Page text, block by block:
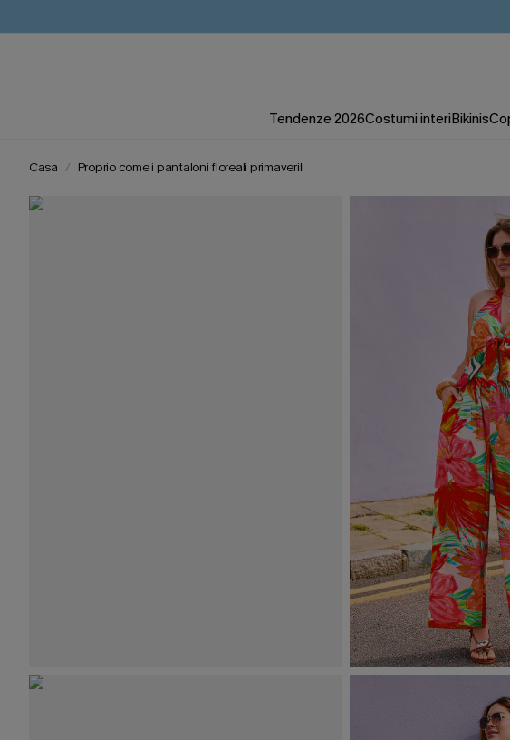
Tendenze 2026Costumi interiBikinis
Casa Proprio come i pantaloni floreali primaverili